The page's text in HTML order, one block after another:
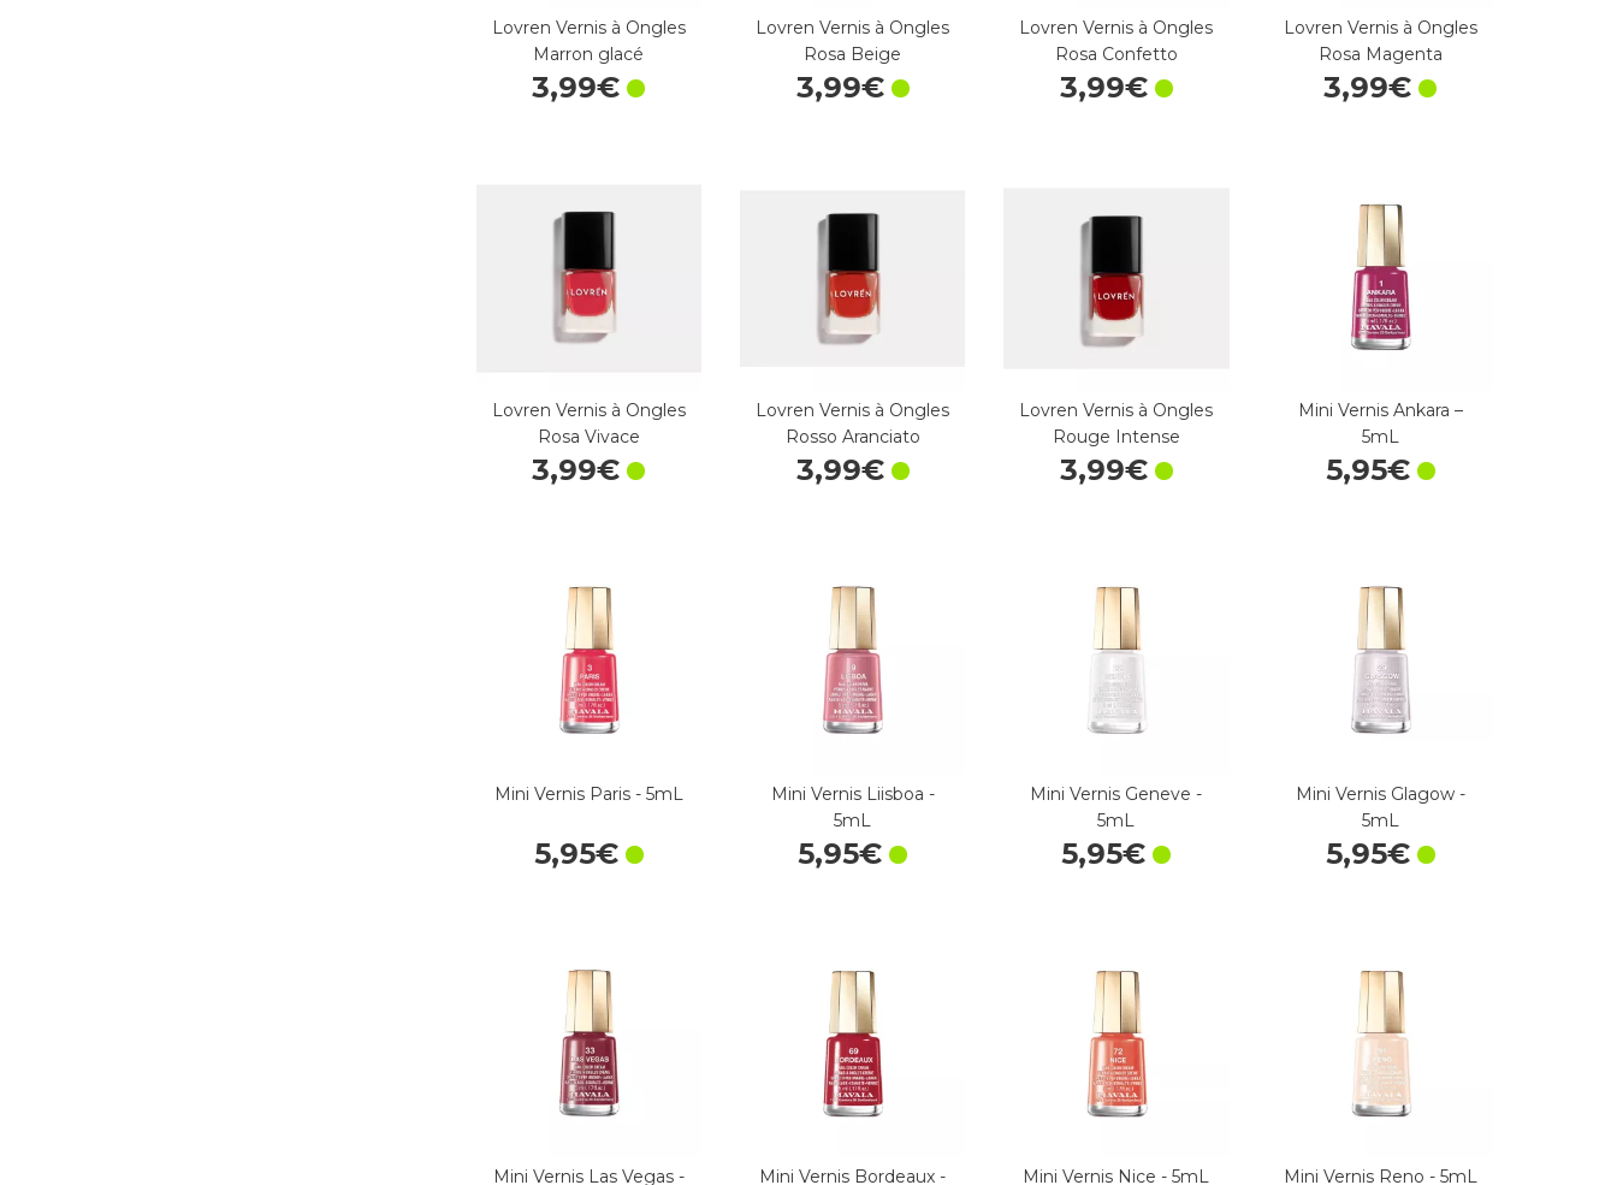
Lovren Vernis à Ongles
Marron glacé
3,99€
Lovren Vernis à Ongles
Rosa Beige
3,99€
Lovren Vernis à Ongles
Rosa Confetto
3,99€
Lovren Vernis à Ongles
Rosa Magenta
3,99€
Lovren Vernis à Ongles
Rosa Vivace
3,99€
Lovren Vernis à Ongles
Rosso Aranciato
3,99€
Lovren Vernis à Ongles
Rouge Intense
3,99€
Mini Vernis Ankara –
5mL
5,95€
Mini Vernis Paris - 5mL
5,95€
Mini Vernis Liisboa -
5mL
5,95€
Mini Vernis Geneve -
5mL
5,95€
Mini Vernis Glagow -
5mL
5,95€
Mini Vernis Las Vegas - Mini Vernis Bordeaux - Mini Vernis Nice - 5mL Mini Vernis Reno - 5mL